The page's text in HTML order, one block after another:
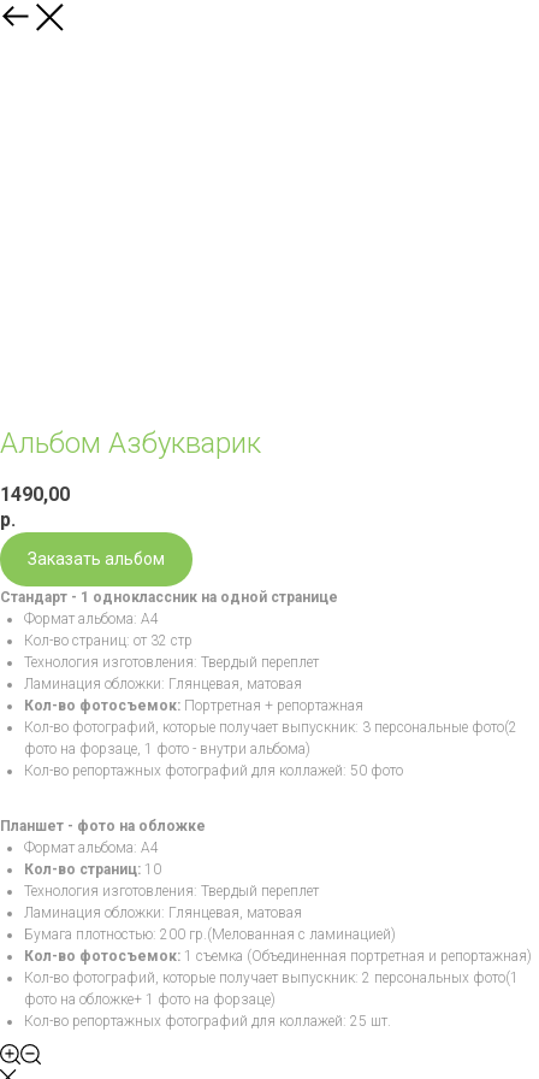
Альбом Азбукварик
1490,00
р.
Заказать альбом
Стандарт - 1 одноклассник на одной странице
Формат альбома: А4
Кол-во страниц: от 32 стр
Технология изготовления: Твердый переплет
Ламинация обложки: Глянцевая, матовая
Кол-во фотосъемок: Портретная + репортажная
Кол-во фотографий, которые получает выпускник: 3 персональные фото(2
фото на форзаце, 1 фото - внутри альбома)
Кол-во репортажных фотографий для коллажей: 50 фото
Планшет - фото на обложке
Формат альбома: А4
Кол-во страниц: 10
Технология изготовления: Твердый переплет
Ламинация обложки: Глянцевая, матовая
Бумага плотностью: 200 гр.(Мелованная с ламинацией)
Кол-во фотосъемок: 1 съемка (Объединенная портретная и репортажная)
Кол-во фотографий, которые получает выпускник: 2 персональных фото(1
фото на обложке+ 1 фото на форзаце)
Кол-во репортажных фотографий для коллажей: 25 шт.